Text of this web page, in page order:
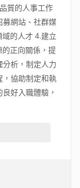
質的人事工作
募網站、社群媒
的人才 4.建立
正向關係，提
析，制定人力
，協助制定和執
好入職體驗，